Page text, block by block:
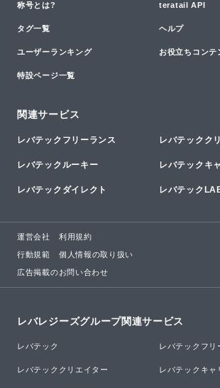
称号とは? teratail API
タグ一覧 ヘルプ
ユーザーランキング お役立ちコンテ
特設ページ一覧
関連サービス
レバテックフリーランス レバテックク
レバテックルーキー レバテックキ
レバテックダイレクト レバテック
運営会社 利用規約
行動規範 個人情報の取り扱い
広告掲載のお問い合わせ
レバレジーズグループ関連サービス
レバテック レバテックフリ
レバテッククリエイター レバテックキャ